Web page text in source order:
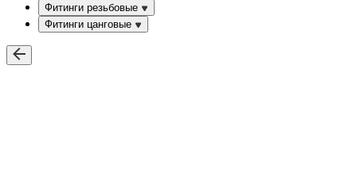
Фитинги резьбовые
Фитинги цанговые